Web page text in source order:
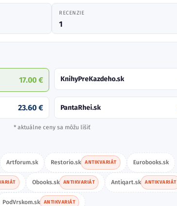
RECENZIE
1
17.00 € KnihyPreKazdeho.sk
23.60 € PantaRhei.sk
* aktuálne ceny sa môžu líšiť
Artforum.sk Restorio.sk ANTIKVARIÁT Eurobooks.sk
Obooks.sk ANTIKVARIÁT Antiqart.sk ANTIKVARIÁT
PodVrskom.sk ANTIKVARIÁT